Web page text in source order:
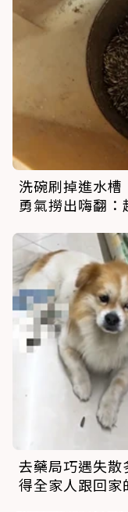
洗碗刷掉進水
勇氣撈出嗨翻：
去藥局巧遇失
得全家人跟回家